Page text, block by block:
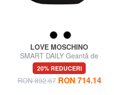
LOVE MOSCHINO
SMART DAILY Geantă de
umăr
20% REDUCERI
RON 892.67 RON 714.14